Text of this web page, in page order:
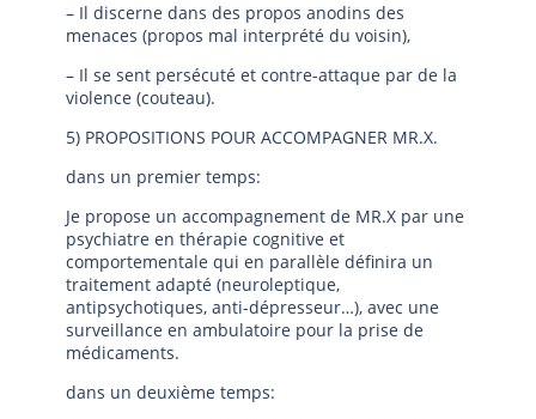
– Il discerne dans des propos anodins des
menaces (propos mal interprété du voisin),
– Il se sent persécuté et contre-attaque par de la
violence (couteau).
5) PROPOSITIONS POUR ACCOMPAGNER MR.X.
dans un premier temps:
Je propose un accompagnement de MR.X par une
psychiatre en thérapie cognitive et
comportementale qui en parallèle définira un
traitement adapté (neuroleptique,
antipsychotiques, anti-dépresseur…), avec une
surveillance en ambulatoire pour la prise de
médicaments.
dans un deuxième temps: